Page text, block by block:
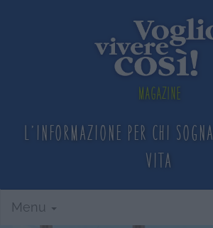
Magazine
L'informazione per chi sogna
vita
Menu